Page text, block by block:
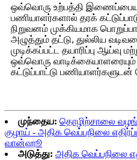
ஒவ்வொரு உற்பத்தி
பணியாளர்களால் தரக்
நிறுவனம் முக்கியமாக
அழுத்தும் தட்டு, துல்லிய
முடிக்கப்பட்ட தயாரிப்பு ஆய்வு
ஒவ்வொரு வாடிக்கையாளரையும்
கட்டுப்பாட்டு
முந்தைய: தொழிற்சாலை
குழாய் - அதிக வெப்பநிலை
வான்ஹூ
அடுத்து: அதிக வெப்பநிலை